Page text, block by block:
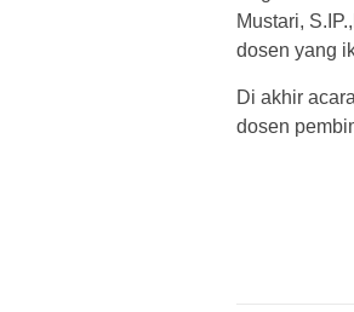
Mustari,
dosen yang
Di akhir
dosen